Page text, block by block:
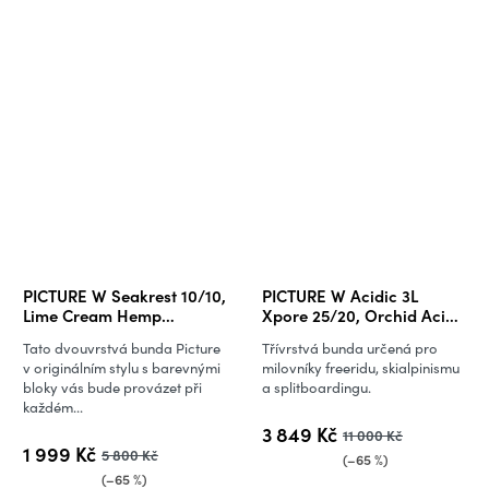
PICTURE W Seakrest 10/10,
Lime Cream Hemp
1 999 Kč 5 800 Kč
(–65 %)
Tato dvouvrstvá bunda Picture
v originálním stylu s barevnými
bloky vás bude provázet při
každém...
PICTURE W Acidic 3L
Xpore 25/20, Orchid Acid
Lime
3 849 Kč 11 000 Kč
(–65 %)
Třívrstvá bunda určená pro
milovníky freeridu, skialpinismu
a splitboardingu.